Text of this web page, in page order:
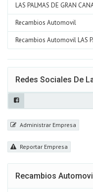
LAS PALMAS DE GRAN
Recambios Automovil
Recambios Automovil LAS
Redes Sociales De
Administrar Empresa
Reportar Empresa
Recambios